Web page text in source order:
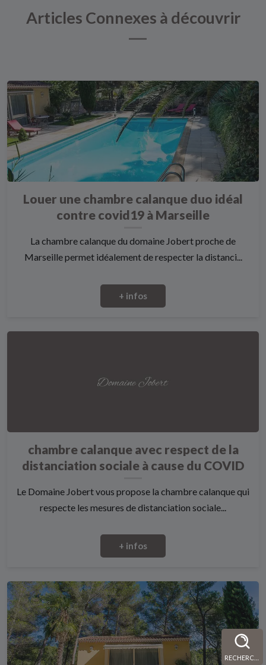
Articles Connexes à découvrir
Louer une chambre calanque duo idéal
contre covid19 à Marseille
La chambre calanque du domaine Jobert proche de
Marseille permet idéalement de respecter la distanci...
+ infos
chambre calanque avec respect de la
distanciation sociale à cause du COVID
Le Domaine Jobert vous propose la chambre calanque qui
respecte les mesures de distanciation sociale...
+ infos